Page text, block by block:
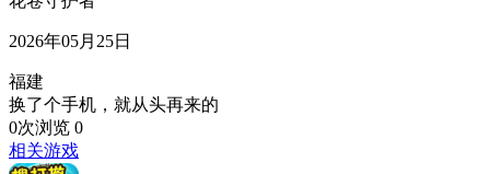
2026年05月25日
福建
换了个手机，就从头再来的
0次浏览 0
相关游戏